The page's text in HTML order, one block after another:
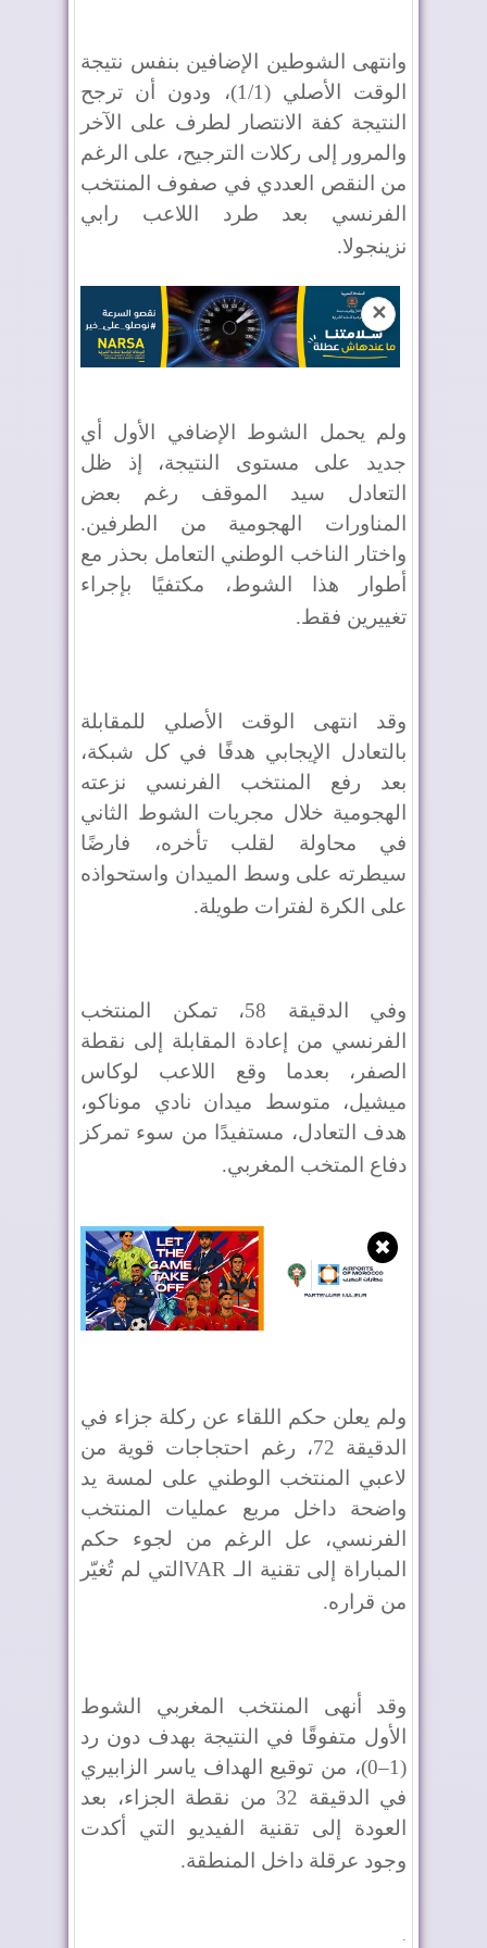
وانتهى الشوطين الإضافين بنفس نتيجة
الوقت الأصلي (1/1)، ودون أن ترجح
النتيجة كفة الانتصار لطرف على الآخر
والمرور إلى ركلات الترجيح، على الرغم
من النقص العددي في صفوف المنتخب
الفرنسي بعد طرد اللاعب رابي
نزينجولا.
✕
ولم يحمل الشوط الإضافي الأول أي
جديد على مستوى النتيجة، إذ ظل
التعادل سيد الموقف رغم بعض
المناورات الهجومية من الطرفين.
واختار الناخب الوطني التعامل بحذر مع
أطوار هذا الشوط، مكتفيًا بإجراء
تغييرين فقط.
وقد انتهى الوقت الأصلي للمقابلة
بالتعادل الإيجابي هدفًا في كل شبكة،
بعد رفع المنتخب الفرنسي نزعته
الهجومية خلال مجريات الشوط الثاني
في محاولة لقلب تأخره، فارضًا
سيطرته على وسط الميدان واستحواذه
على الكرة لفترات طويلة.
وفي الدقيقة 58، تمكن المنتخب
الفرنسي من إعادة المقابلة إلى نقطة
الصفر، بعدما وقع اللاعب لوكاس
ميشيل، متوسط ميدان نادي موناكو،
هدف التعادل، مستفيدًا من سوء تمركز
دفاع المتخب المغربي.
✖
ولم يعلن حكم اللقاء عن ركلة جزاء في
الدقيقة 72، رغم احتجاجات قوية من
لاعبي المنتخب الوطني على لمسة يد
واضحة داخل مربع عمليات المنتخب
الفرنسي، عل الرغم من لجوء حكم
المباراة إلى تقنية الـVARالتي لم تُغيّر
من قراره.
وقد أنهى المنتخب المغربي الشوط
الأول متفوقًا في النتيجة بهدف دون رد
(1–0)، من توقيع الهداف ياسر الزابيري
في الدقيقة 32 من نقطة الجزاء، بعد
العودة إلى تقنية الفيديو التي أكدت
وجود عرقلة داخل المنطقة.